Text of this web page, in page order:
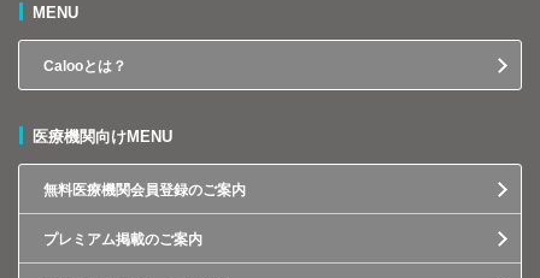
MENU
Calooとは？
医療機関向けMENU
無料医療機関会員登録のご案内
プレミアム掲載のご案内